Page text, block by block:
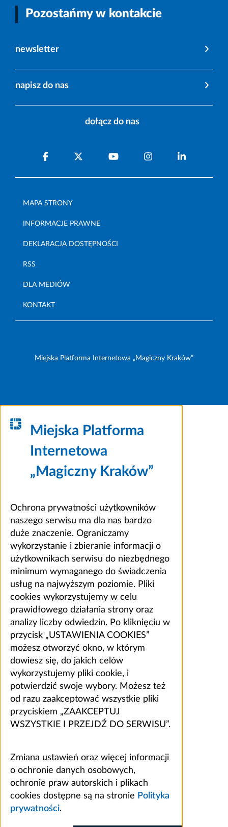
Pozostańmy w kontakcie
newsletter
napisz do nas
dołącz do nas
MAPA STRONY
INFORMACJE PRAWNE
DEKLARACJA DOSTĘPNOŚCI
RSS
DLA MEDIÓW
KONTAKT
Miejska Platforma Internetowa „Magiczny Kraków”
Miejska Platforma
Internetowa
„Magiczny Kraków”
Ochrona prywatności użytkowników
naszego serwisu ma dla nas bardzo
duże znaczenie. Ograniczamy
wykorzystanie i zbieranie informacji o
użytkownikach serwisu do niezbędnego
minimum wymaganego do świadczenia
usług na najwyższym poziomie. Pliki
cookies wykorzystujemy w celu
prawidłowego działania strony oraz
analizy liczby odwiedzin. Po kliknięciu w
przycisk „USTAWIENIA COOKIES”
możesz otworzyć okno, w którym
dowiesz się, do jakich celów
wykorzystujemy pliki cookie, i
potwierdzić swoje wybory. Możesz też
od razu zaakceptować wszystkie pliki
przyciskiem „ZAAKCEPTUJ
WSZYSTKIE I PRZEJDŹ DO SERWISU”.
Zmiana ustawień oraz więcej informacji
o ochronie danych osobowych,
ochronie praw autorskich i plikach
cookies dostępne są na stronie Polityka
prywatności.